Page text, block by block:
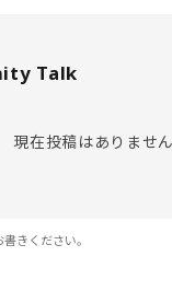
Talk
現在投稿はありません